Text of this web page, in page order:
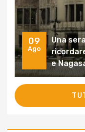
09
Ago
Una
e